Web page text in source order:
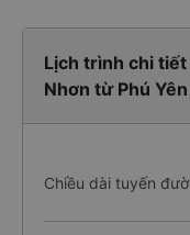
Lịch trình chi
Nhơn từ Phú Yên
Chiều dài tuyến